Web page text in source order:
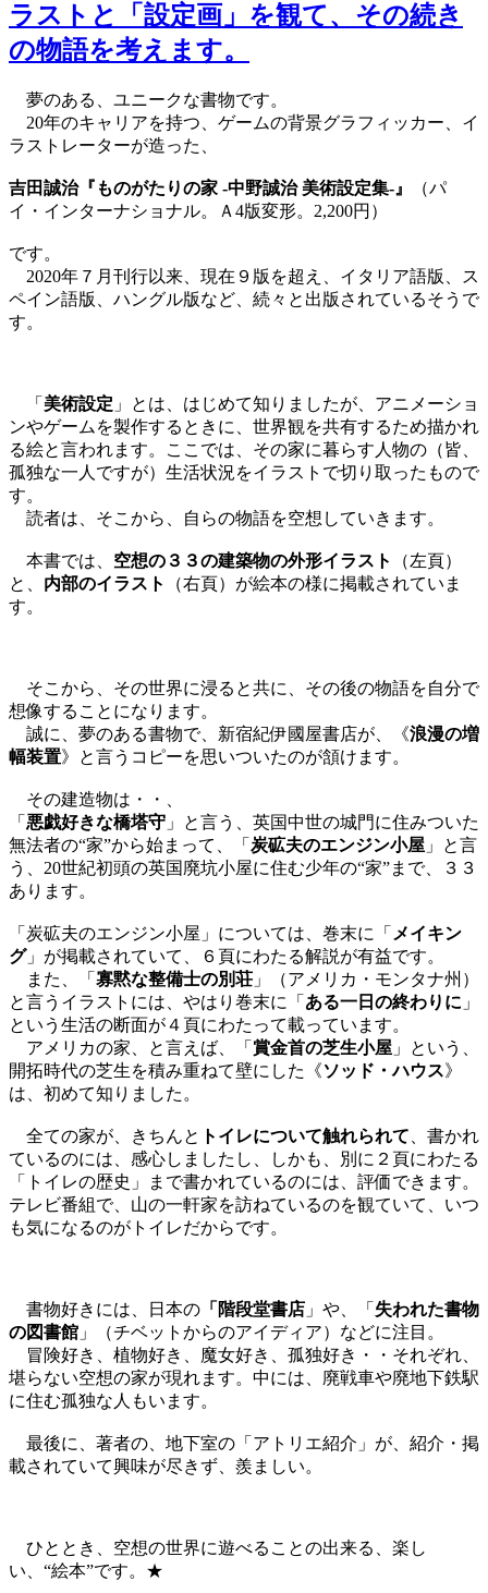
ラストと「設定画」を観て、その続き
の物語を考えます。
夢のある、ユニークな書物です。
20年のキャリアを持つ、ゲームの背景グラフィッカー、イ
ラストレーターが造った、
吉田誠治『ものがたりの家 -中野誠治 美術設定集-』
（パ
イ・インターナショナル。Ａ4版変形。2,200円）
です。
2020年７月刊行以来、現在９版を超え、イタリア語版、ス
ペイン語版、ハングル版など、続々と出版されているそうで
す。
「 美術設定 」とは、はじめて知りましたが、アニメーショ
ンやゲームを製作するときに、世界観を共有するため描かれ
る絵と言われます。ここでは、その家に暮らす人物の（皆、
孤独な一人ですが）生活状況をイラストで切り取ったもので
す。
読者は、そこから、自らの物語を空想していきます。
本書では、 空想の３３の建築物の外形イラスト
（左頁）
と、 内部のイラスト
（右頁）が絵本の様に掲載されていま
す。
そこから、その世界に浸ると共に、その後の物語を自分で
想像することになります。
誠に、夢のある書物で、新宿紀伊國屋書店が、《浪漫の増
幅装置》と言うコピーを思いついたのが頷けます。
その建造物は・・、
「 悪戯好きな橋塔守 」と言う、英国中世の城門に住みついた
無法者の“家”から始まって、「 炭砿夫のエンジン小屋 」と言
う、20世紀初頭の英国廃坑小屋に住む少年の“家”まで、３３
あります。
「炭砿夫のエンジン小屋」については、巻末に「 メイキン
グ」が掲載されていて、６頁にわたる解説が有益です。
また、「 寡黙な整備士の別荘 」（アメリカ・モンタナ州）
と言うイラストには、やはり巻末に「 ある一日の終わりに 」
という生活の断面が４頁にわたって載っています。
アメリカの家、と言えば、「 賞金首の芝生小屋 」という、
開拓時代の芝生を積み重ねて壁にした《ソッド・ハウス》
は、初めて知りました。
全ての家が、きちんと トイレについて触れられて 、書かれ
ているのには、感心しましたし、しかも、別に２頁にわたる
「トイレの歴史」まで書かれているのには、評価できます。
テレビ番組で、山の一軒家を訪ねているのを観ていて、いつ
も気になるのがトイレだからです。
書物好きには、日本の 「階段堂書店 」や、「 失われた書物
の図書館 」（チベットからのアイディア）などに注目。
冒険好き、植物好き、魔女好き、孤独好き・・それぞれ、
堪らない空想の家が現れます。中には、廃戦車や廃地下鉄駅
に住む孤独な人もいます。
最後に、著者の、地下室の「アトリエ紹介」が、紹介・掲
載されていて興味が尽きず、羨ましい。
ひととき、空想の世界に遊べることの出来る、楽し
い、“絵本”です。★